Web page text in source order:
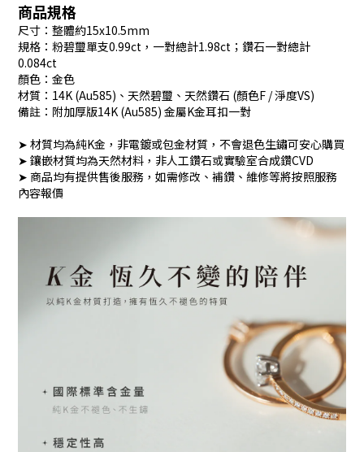
商品規格
尺寸：整體約15x10.5mm
規格：粉碧璽單支0.99ct，一對總計1.98ct；鑽石一對總計
0.084ct
顏色：金色
材質：14K (Au585)、天然碧璽、天然鑽石 (顏色F / 淨度VS)
備註：附加厚版14K (Au585) 金屬K金耳扣一對
➤ 材質均為純K金，非電鍍或包金材質，不會退色生鏽可安心購買
➤ 鑲嵌材質均為天然材料，非人工鑽石或實驗室合成鑽CVD
➤ 商品均有提供售後服務，如需修改、補鑽、維修等將按照服務
內容報價